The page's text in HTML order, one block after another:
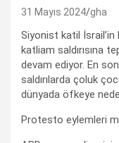
31 Mayıs 2024 gha
Siyonist katil İsrail’in
katliam saldırısına
devam ediyor. En
saldırılarda çoluk
dünyada öfkeye
Protesto eylemleri